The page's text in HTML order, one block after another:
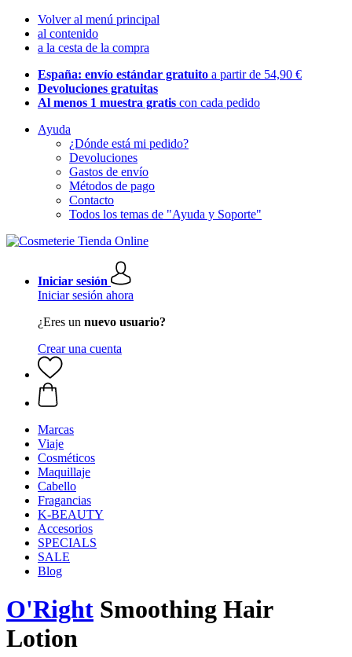
Volver al menú principal
al contenido
a la cesta de la compra
España: envío estándar gratuito a partir de 54,90 €
Devoluciones gratuitas
Al menos 1 muestra gratis con cada pedido
Ayuda
¿Dónde está mi pedido?
Devoluciones
Gastos de envío
Métodos de pago
Contacto
Todos los temas de "Ayuda y Soporte"
Iniciar sesión
Iniciar sesión ahora
¿Eres un nuevo usuario?
Crear una cuenta
Marcas
Viaje
Cosméticos
Maquillaje
Cabello
Fragancias
K-BEAUTY
Accesorios
SPECIALS
SALE
Blog
O'Right Smoothing Hair
Lotion